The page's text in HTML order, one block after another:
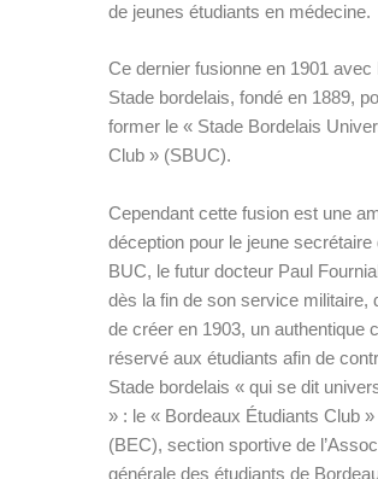
de jeunes étudiants en médecine.
Ce dernier fusionne en 1901 avec
Stade bordelais, fondé en 1889,
former le « Stade Bordelais
Club » (SBUC).
Cependant cette fusion est une
déception pour le jeune secrétaire
BUC, le futur docteur Paul
dès la fin de son service militaire,
de créer en 1903, un authentique
réservé aux étudiants afin de
Stade bordelais « qui se dit
» : le « Bordeaux Étudiants Club »
(BEC), section sportive de
générale des étudiants de